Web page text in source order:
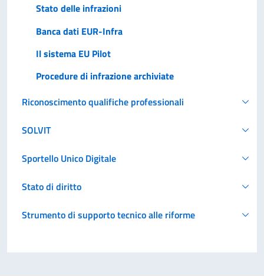
Stato delle infrazioni
Banca dati EUR-Infra
Il sistema EU Pilot
Procedure di infrazione archiviate
Riconoscimento qualifiche professionali
SOLVIT
Sportello Unico Digitale
Stato di diritto
Strumento di supporto tecnico alle riforme